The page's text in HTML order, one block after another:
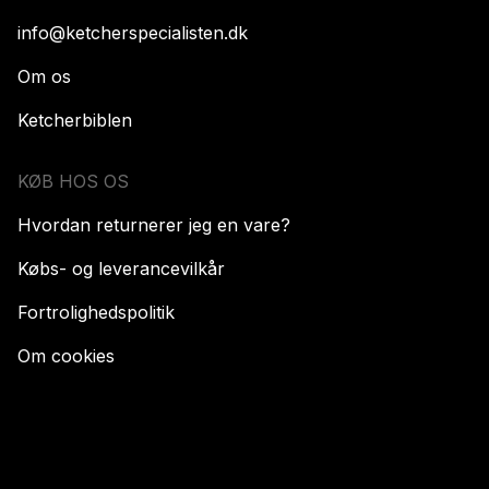
info@ketcherspecialisten.dk
Om os
Ketcherbiblen
KØB HOS OS
Hvordan returnerer jeg en vare?
Købs- og leverancevilkår
Fortrolighedspolitik
Om cookies